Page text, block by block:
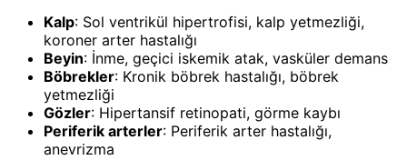
Kalp: Sol ventrikül hipertrofisi, kalp yetmezliği,
koroner arter hastalığı
Beyin: İnme, geçici iskemik atak, vasküler demans
Böbrekler: Kronik böbrek hastalığı, böbrek
yetmezliği
Gözler: Hipertansif retinopati, görme kaybı
Periferik arterler: Periferik arter hastalığı,
anevrizma